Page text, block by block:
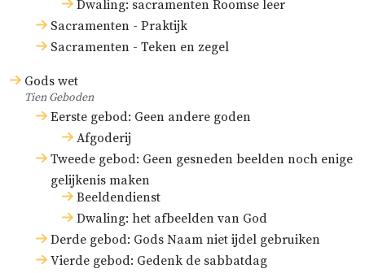
Dwaling: sacramenten Roomse leer
Sacramenten - Praktijk
Sacramenten - Teken en zegel
Gods wet
Tien Geboden
Eerste gebod: Geen andere goden
Afgoderij
Tweede gebod: Geen gesneden beelden noch enige
gelijkenis maken
Beeldendienst
Dwaling: het afbeelden van God
Derde gebod: Gods Naam niet ijdel gebruiken
Vierde gebod: Gedenk de sabbatdag